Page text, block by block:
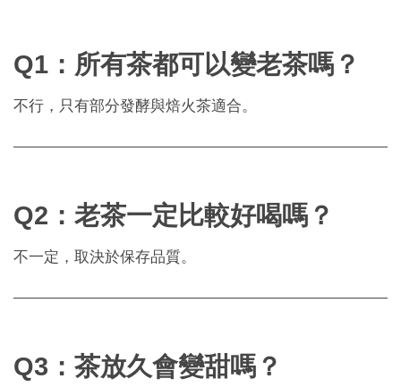
Q1：所有茶都可以變老茶嗎？
不行，只有部分發酵與焙火茶適合。
Q2：老茶一定比較好喝嗎？
不一定，取決於保存品質。
Q3：茶放久會變甜嗎？